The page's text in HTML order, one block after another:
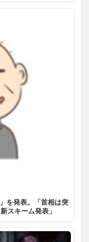
を発表。「首相は突
スキーム発表」